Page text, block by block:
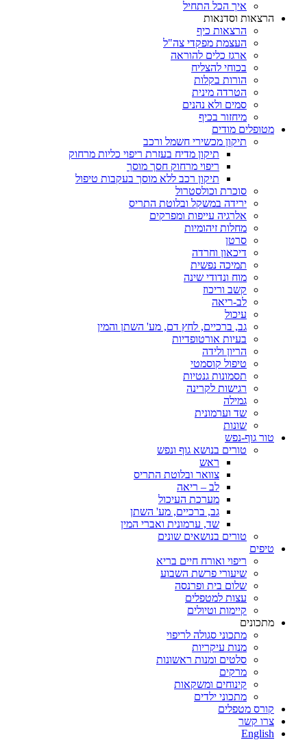
איך הכל התחיל
הרצאות וסדנאות
הרצאות כיף
העצמת מפקדי צה"ל
ארגז כלים להוראה
בכוחי להצליח
הורות בקלות
הטרדה מינית
סמים ולא נהנים
מיחזור בכיף
מטופלים מודים
תיקון מכשירי חשמל ורכב
תיקון מדיח בעזרת ריפוי כליות מרחוק
ריפוי מרחוק חסך מוסך
תיקון רכב ללא מוסך בעקבות טיפול
סוכרת וכולסטרול
ירידה במשקל ובלוטת התריס
אלרגיה עייפות ומפרקים
מחלות זיהומיות
סרטן
דיכאון וחרדה
תמיכה נפשית
מוח ונדודי שינה
קשב וריכוז
לב-ריאה
עיכול
גב, ברכיים, לחץ דם, מע' השתן והמין
בעיות אורטופדיות
הריון ולידה
טיפול קוסמטי
תסמונות גנטיות
רגישות לקרינה
גמילה
שד וערמונית
שונות
טור גוף-נפש
טורים בנושא גוף ונפש
ראש
צוואר ובלוטת התריס
לב – ריאה
מערכת העיכול
גב, ברכיים, מע' השתן
שד, ערמונית ואברי המין
טורים בנושאים שונים
טיפים
ריפוי ואורח חיים בריא
שיעורי פרשת השבוע
שלום בית ופרנסה
עצות למטפלים
קיימות וטיולים
מתכונים
מתכוני סגולה לריפוי
מנות עיקריות
סלטים ומנות ראשונות
מרקים
קינוחים ומשקאות
מתכוני ילדים
קורס מטפלים
צרו קשר
English